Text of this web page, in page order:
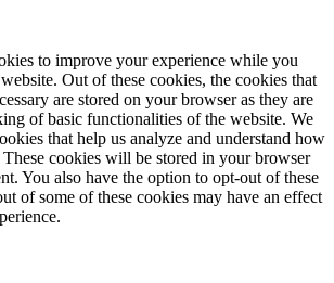
to improve your experience while you
Out of these cookies, the cookies that
are stored on your browser as they are
of basic functionalities of the website. We
that help us analyze and understand how
cookies will be stored in your browser
You also have the option to opt-out of these
of some of these cookies may have an effect